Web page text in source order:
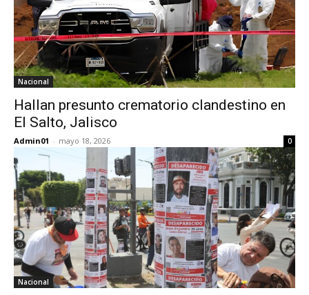
Nacional
Hallan presunto crematorio clandestino en
El Salto, Jalisco
Admin01 - mayo 18, 2026 0
Nacional